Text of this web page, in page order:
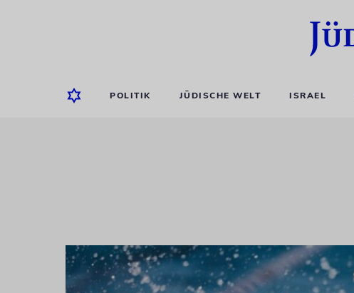
POLITIK JÜDISCHE WELT ISRAEL